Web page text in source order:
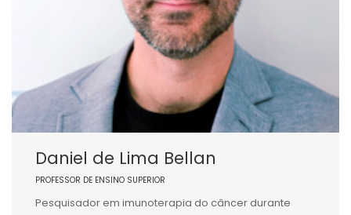
Daniel de Lima Bellan
PROFESSOR DE ENSINO SUPERIOR
Pesquisador em imunoterapia do câncer durante